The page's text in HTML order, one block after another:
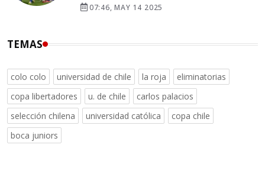
07:46, MAY 14 2025
TEMAS
colo colo universidad de chile la roja
eliminatorias
copa libertadores
u. de chile
carlos palacios
selección chilena
universidad católica
copa chile
boca juniors